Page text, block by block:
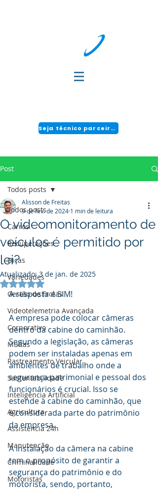
Seja técnico parceiro!
Post
Todos posts
Carros
Recuperações
Dicas
Variedades
Gestão de Frotas
Videotelemetria Avançada
Corporativo
Multas
Rastreamento Veicular
Sustentabilidade
Inteligência Artificial
Agricultura
Assistência 24h
Manutenção
Criminalidade
Motoristas
Todos posts
O videomonitoramento de
veículos é permitido por
lei?
Alisson de Freitas
9 de fev. de 2024 1 min de leitura
Atualizado:3 de jan. de 2025
Avaliado com NaN de 5 estrelas.
A resposta é SIM!
A empresa pode colocar câmeras
dentro da cabine do caminhão.
Segundo a legislação, as câmeras
podem ser instaladas apenas em
ambientes de trabalho onde a
segurança patrimonial e pessoal dos
funcionários é crucial. Isso se
estende à cabine do caminhão, que
é considerada parte do patrimônio
da empresa.
A instalação da câmera na cabine
tem o propósito de garantir a
segurança do patrimônio e do
motorista, sendo, portanto,